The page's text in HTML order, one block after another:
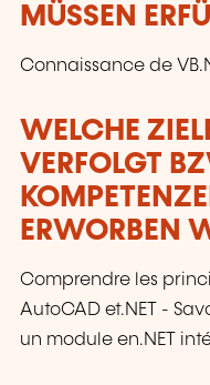
MÜSSEN
Connaissance de
WELCHE
VERFOLGT
ERWORBEN
Comprendre les
AutoCAD et.NET -
un module en.NET